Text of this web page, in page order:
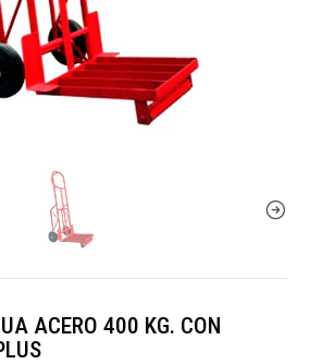
ACERO 400 KG. CON